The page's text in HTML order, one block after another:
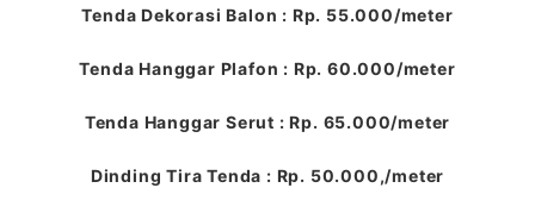
Tenda Dekorasi Balon : Rp. 55.000/meter
Tenda Hanggar Plafon : Rp. 60.000/meter
Tenda Hanggar Serut : Rp. 65.000/meter
Dinding Tira Tenda : Rp. 50.000,/meter